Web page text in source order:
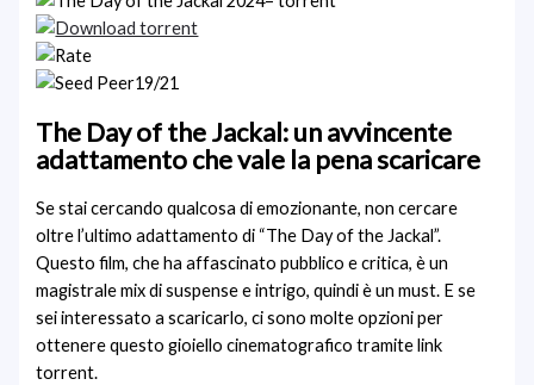
19/21
The Day of the Jackal: un avvincente
adattamento che vale la pena scaricare
Se stai cercando qualcosa di emozionante, non cercare
oltre l’ultimo adattamento di “The Day of the Jackal”.
Questo film, che ha affascinato pubblico e critica, è un
magistrale mix di suspense e intrigo, quindi è un must. E se
sei interessato a scaricarlo, ci sono molte opzioni per
ottenere questo gioiello cinematografico tramite link
torrent.